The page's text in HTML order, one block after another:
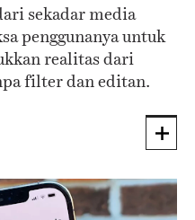
sekadar media
penggunanya untuk
realitas dari
filter dan editan.